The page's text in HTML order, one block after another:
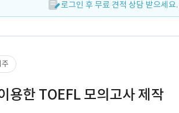
로그인 후 무료 견적 상담 받으세요.
용한 TOEFL 모의고사 제작